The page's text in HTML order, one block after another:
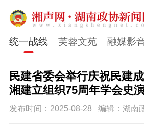
统一战线 芙蓉文苑 融媒影
民建省委会举行庆祝民建
湘建立组织75周年学会史
发布时间：2025-08-28 编辑：湖南